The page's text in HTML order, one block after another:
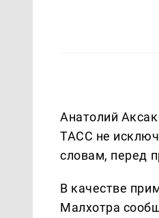
Анатолий
ТАСС не
словам, перед
В качестве
Малхотра